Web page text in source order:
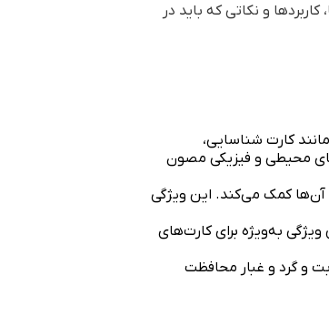
و نکاتی که باید در
کارت شناسایی،
محیطی و فیزیکی مصون
آن‌ها کمک می‌کند. این ویژگی
به‌ویژه برای کارت‌های
و گرد و غبار محافظت